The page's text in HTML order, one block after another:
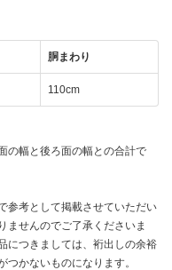
胴まわり
110cm
の幅と後ろ面の幅との合計で
参考として掲載させていただい
ませんのでご了承くださいま
につきましては、裄出しの余裕
かないものになります。